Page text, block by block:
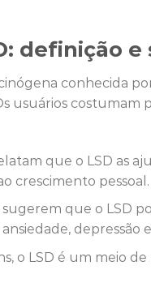
definição
conhecida
usuários costumam
que o LSD as
crescimento pessoal.
que o LSD
depressão
o LSD é um meio